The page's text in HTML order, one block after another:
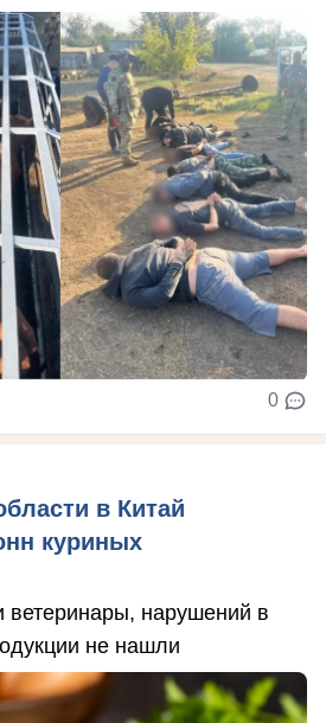
0
в Китай
куриных
нарушений в
не нашли